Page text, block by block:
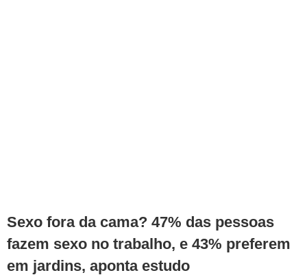
Sexo fora da cama? 47% das pessoas
fazem sexo no trabalho, e 43% preferem
em jardins, aponta estudo